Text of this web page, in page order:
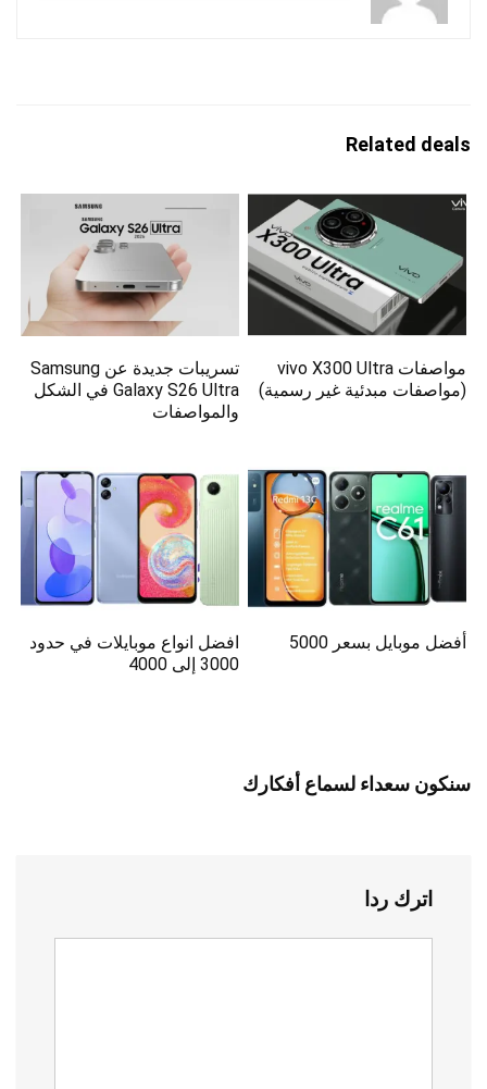
Related deals
مواصفات vivo X300 Ultra
(مواصفات مبدئية غير رسمية)
تسريبات جديدة عن Samsung
Galaxy S26 Ultra في الشكل
والمواصفات
أفضل موبايل بسعر 5000
افضل انواع موبايلات في حدود
3000 إلى 4000
سنكون سعداء لسماع أفكارك
اترك ردا